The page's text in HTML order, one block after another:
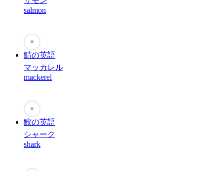
salmon
♥
鯖の英語
マッカレル
mackerel
♥
鮫の英語
シャーク
shark